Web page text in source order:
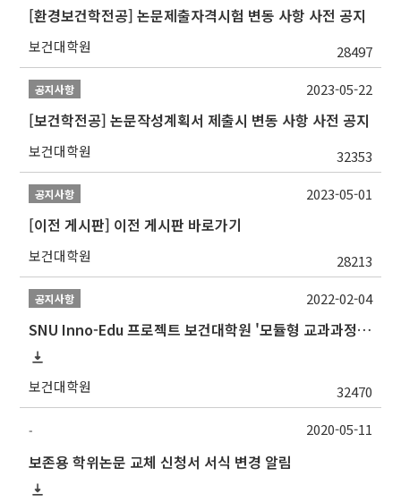
[환경보건학전공] 논문제출자격시험 변동 사항 사전 공지
보건대학원 28497
공지사항
[보건학전공] 논문작성계획서 제출시 변동 사항 사전 공지
보건대학원 32353
2023-05-22
공지사항
[이전 게시판] 이전 게시판 바로가기
보건대학원 28213
2023-05-01
공지사항
SNU Inno-Edu 프로젝트 보건대학원 '모듈형 교과과정' 안내(revised 2022/2/28)
보건대학원 32470
2022-02-04
-
보존용 학위논문 교체 신청서 서식 변경 알림
2020-05-11